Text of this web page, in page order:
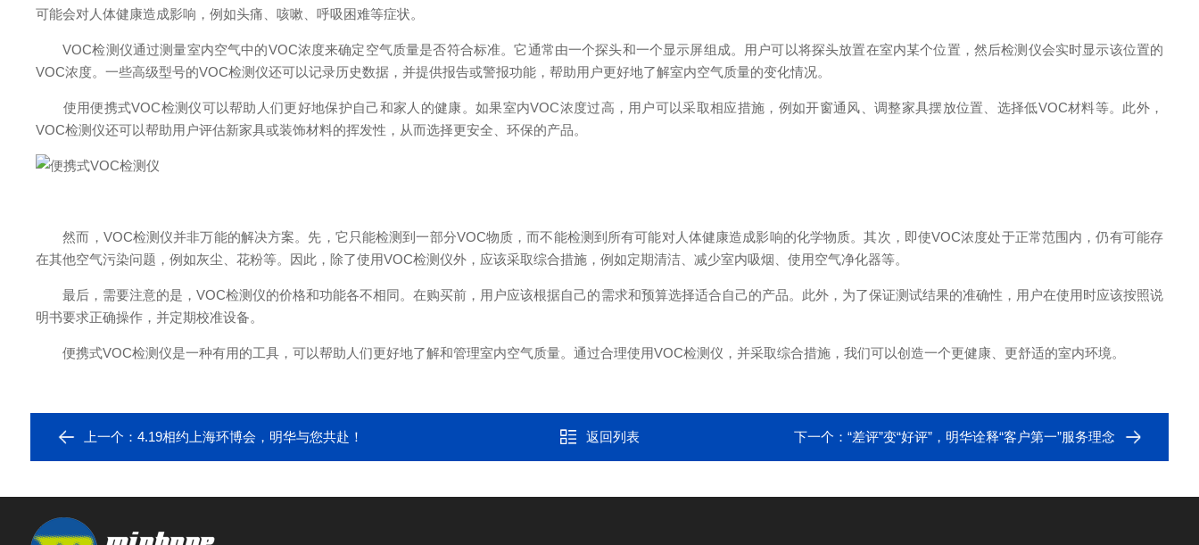
可能会对人体健康造成影响，例如头痛、咳嗽、呼吸困难等症状。
VOC检测仪通过测量室内空气中的VOC浓度来确定空气质量是否符合标准。它通常由一个探头和一个显示屏组成。用户可以将探头放置在室内某个位置，然后检测仪会实时显示该位置的
VOC浓度。一些高级型号的VOC检测仪还可以记录历史数据，并提供报告或警报功能，帮助用户更好地了解室内空气质量的变化情况。
使用便携式VOC检测仪可以帮助人们更好地保护自己和家人的健康。如果室内VOC浓度过高，用户可以采取相应措施，例如开窗通风、调整家具摆放位置、选择低VOC材料等。此外，
VOC检测仪还可以帮助用户评估新家具或装饰材料的挥发性，从而选择更安全、环保的产品。
然而，VOC检测仪并非万能的解决方案。先，它只能检测到一部分VOC物质，而不能检测到所有可能对人体健康造成影响的化学物质。其次，即使VOC浓度处于正常范围内，仍有可能存
在其他空气污染问题，例如灰尘、花粉等。因此，除了使用VOC检测仪外，应该采取综合措施，例如定期清洁、减少室内吸烟、使用空气净化器等。
最后，需要注意的是，VOC检测仪的价格和功能各不相同。在购买前，用户应该根据自己的需求和预算选择适合自己的产品。此外，为了保证测试结果的准确性，用户在使用时应该按照说
明书要求正确操作，并定期校准设备。
便携式VOC检测仪是一种有用的工具，可以帮助人们更好地了解和管理室内空气质量。通过合理使用VOC检测仪，并采取综合措施，我们可以创造一个更健康、更舒适的室内环境。
上一个： 4.19相约上海环博会，明华与您共赴！ 返回列表 下一个：“差评”变“好评”，明华诠释“客户第一”服务理念